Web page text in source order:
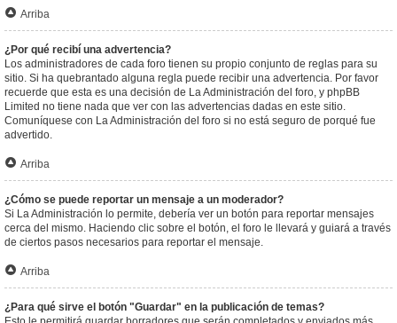
Arriba
¿Por qué recibí una advertencia?
Los administradores de cada foro tienen su propio conjunto de reglas para su
sitio. Si ha quebrantado alguna regla puede recibir una advertencia. Por favor
recuerde que esta es una decisión de La Administración del foro, y phpBB
Limited no tiene nada que ver con las advertencias dadas en este sitio.
Comuníquese con La Administración del foro si no está seguro de porqué fue
advertido.
Arriba
¿Cómo se puede reportar un mensaje a un moderador?
Si La Administración lo permite, debería ver un botón para reportar mensajes
cerca del mismo. Haciendo clic sobre el botón, el foro le llevará y guiará a través
de ciertos pasos necesarios para reportar el mensaje.
Arriba
¿Para qué sirve el botón "Guardar" en la publicación de temas?